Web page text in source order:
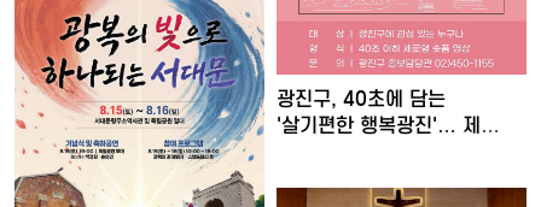
광진구, 40초에 담는
'살기편한 행복광진'… 제